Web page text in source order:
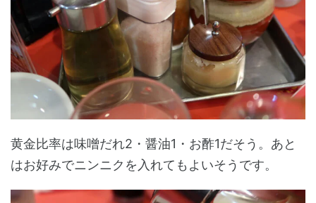
黄金比率は味噌だれ2・醤油1・お酢1だそう。あと
はお好みでニンニクを入れてもよいそうです。